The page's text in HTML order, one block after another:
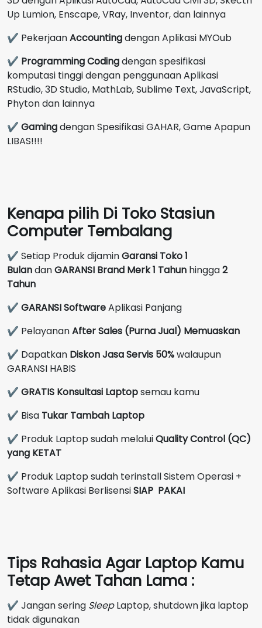
Up Lumion, Enscape, VRay, Inventor, dan lainnya
✔ PekerjaanAccountingdengan Aplikasi MYOub
✔ Programming Codingdengan spesifikasi
komputasi tinggi dengan penggunaan Aplikasi
RStudio, 3D Studio, MathLab, Sublime Text, JavaScript,
Phyton dan lainnya
✔ Gamingdengan Spesifikasi GAHAR, Game Apapun
LIBAS!!!!
Kenapa pilih Di Toko Stasiun
Computer Tembalang
✔ Setiap Produk dijaminGaransi Toko 1
BulandanGARANSI Brand Merk1 Tahun hingga2
Tahun
✔ GARANSI SoftwareAplikasi Panjang
✔ PelayananAfter Sales (Purna Jual) Memuaskan
✔ Dapatkan Diskon Jasa Servis 50%walaupun
GARANSI HABIS
✔ GRATIS Konsultasi Laptopsemau kamu
✔ Bisa Tukar Tambah Laptop
✔ Produk Laptop sudah melaluiQuality Control (QC)
yang KETAT
✔ Produk Laptop sudah terinstall Sistem Operasi +
Software Aplikasi BerlisensiSIAP PAKAI
Tips Rahasia Agar Laptop Kamu
Tetap Awet Tahan Lama :
✔ Jangan sering SleepLaptop, shutdown jika laptop
tidak digunakan